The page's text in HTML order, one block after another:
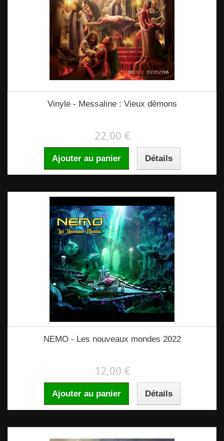
Vinyle - Messaline : Vieux démons
22,00 €
Ajouter au panier Détails
NEMO - Les nouveaux mondes 2022
12,00 €
Ajouter au panier Détails